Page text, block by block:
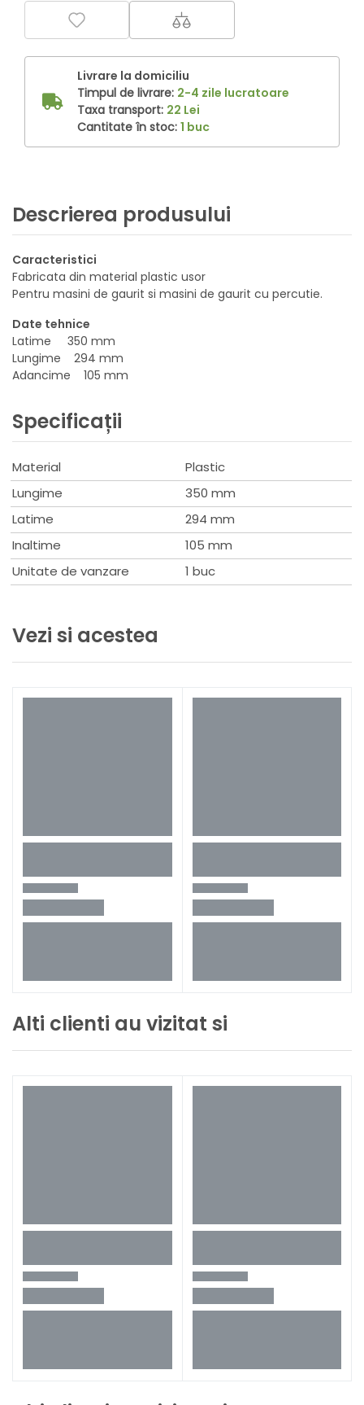
Livrare la domiciliu
Timpul de livrare: 2-4 zile lucratoare
Taxa transport: 22 Lei
Cantitate în stoc: 1 buc
Descrierea produsului
Caracteristici
Fabricata din material plastic usor
Pentru masini de gaurit si masini de gaurit cu percutie.
Date tehnice
Latime 350 mm
Lungime 294 mm
Adancime 105 mm
Specificații
Material
Plastic
Lungime
350 mm
Latime
294 mm
Inaltime
105 mm
Unitate de vanzare
1 buc
Vezi si acestea
Alti clienti au vizitat si